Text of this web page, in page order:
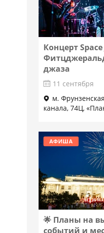
Концерт
джаза
11 сентября
м.
канала, 74Ц,
АФИША
🌟 Планы на
событий и